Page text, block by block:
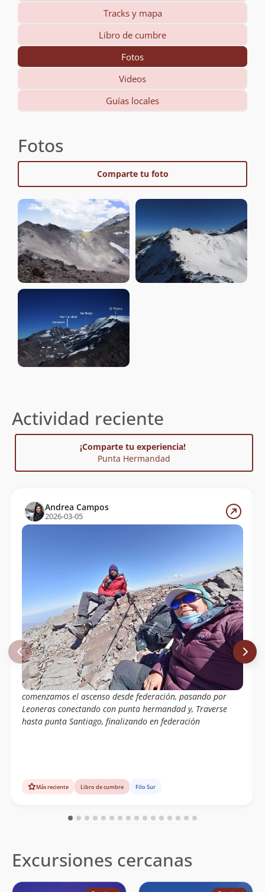
Tracks y mapa
Libro de cumbre
Fotos
Videos
Guías locales
Fotos
Comparte tu foto
Actividad reciente
¡Comparte tu experiencia!
Punta Hermandad
Andrea Campos
2026-03-05
comenzamos el ascenso desde federación, pasando por
Leoneras conectando con punta hermandad y, Traverse
hasta punta Santiago, finalizando en federación
Más reciente Libro de cumbre Filo Sur
Excursiones cercanas